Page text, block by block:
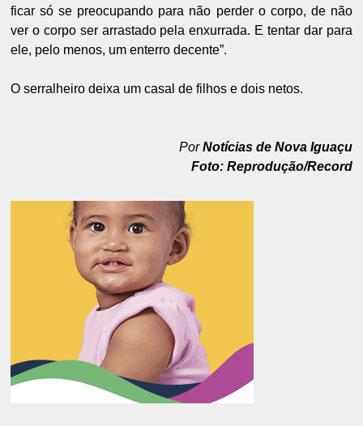
ficar só se preocupando para não perder o corpo, de não
ver o corpo ser arrastado pela enxurrada. E tentar dar para
ele, pelo menos, um enterro decente”.
O serralheiro deixa um casal de filhos e dois netos.
PorNotícias de Nova Iguaçu
Foto: Reprodução/Record